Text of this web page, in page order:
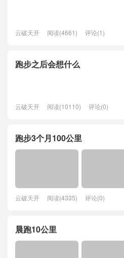
云破天开 阅读(4661) 评论(1)
跑步之后会想什么
云破天开 阅读(10110) 评论(0)
跑步3个月100公里
云破天开 阅读(4335) 评论(0)
晨跑10公里